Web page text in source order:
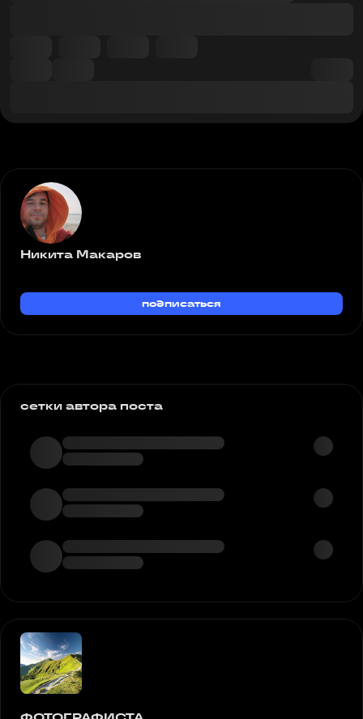
Никита Макаров
подписаться
сетки автора поста